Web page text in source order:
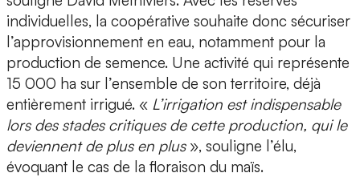
individuelles, la coopérative souhaite donc sécuriser
l’approvisionnement en eau, notamment pour la
production de semence. Une activité qui représente
15 000 ha sur l’ensemble de son territoire, déjà
entièrement irrigué. « L’irrigation est indispensable
lors des stades critiques de cette production, qui le
deviennent de plus en plus», souligne l’élu,
évoquant le cas de la floraison du maïs.